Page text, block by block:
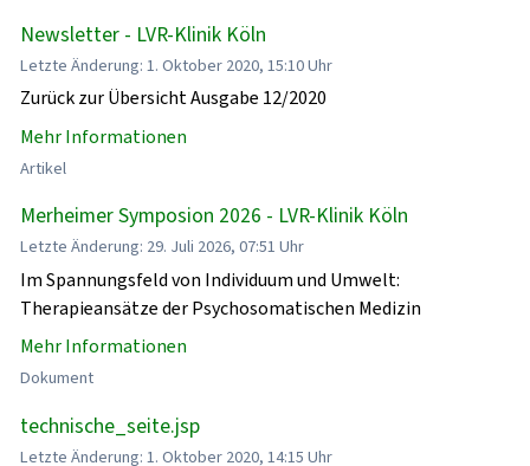
Newsletter - LVR-Klinik Köln
Letzte Änderung: 1. Oktober 2020, 15:10 Uhr
Zurück zur Übersicht Ausgabe 12/2020
Mehr Informationen
Artikel
Merheimer Symposion 2026 - LVR-Klinik Köln
Letzte Änderung: 29. Juli 2026, 07:51 Uhr
Im Spannungsfeld von Individuum und Umwelt:
Therapieansätze der Psychosomatischen Medizin
Mehr Informationen
Dokument
technische_seite.jsp
Letzte Änderung: 1. Oktober 2020, 14:15 Uhr